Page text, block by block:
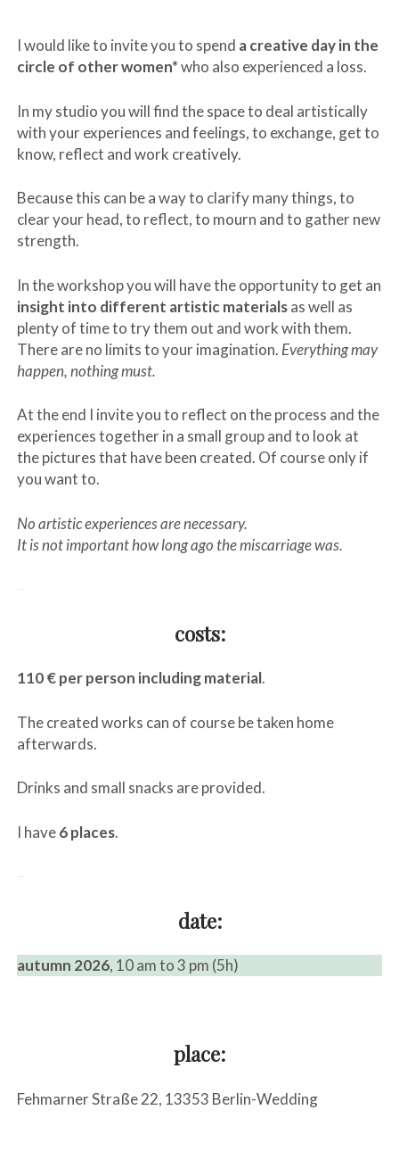
I would like to invite you to spend a creative day in the
circle of other women*who also experienced a loss.
In my studio you will find the space to deal artistically
with your experiences and feelings, to exchange, get to
know, reflect and work creatively.
Because this can be a way to clarify many things, to
clear your head, to reflect, to mourn and to gather new
strength.
In the workshop you will have the opportunity to get an
insight into different artistic materialsas well as
plenty of time to try them out and work with them.
There are no limits to your imagination. Everything may
happen, nothing must.
At the end I invite you to reflect on the process and the
experiences together in a small group and to look at
the pictures that have been created. Of course only if
you want to.
No artistic experiences are necessary.
It is not important how long ago the miscarriage was.
costs:
110 € per person including material.
The created works can of course be taken home
afterwards.
Drinks and small snacks are provided.
I have6 places.
date:
autumn 2026, 10 am to 3 pm (5h)
place:
Fehmarner Straße 22, 13353 Berlin-Wedding